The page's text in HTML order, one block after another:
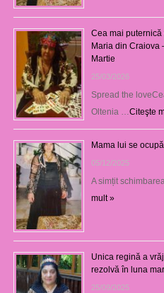
Cea mai
Maria din Craiova
Martie
25/03/2026
Spread the
Oltenia …Citeşte
Mama lui se
05/12/2025
A simțit
mult »
Unica regină a
rezolvă în luna
25/09/2025